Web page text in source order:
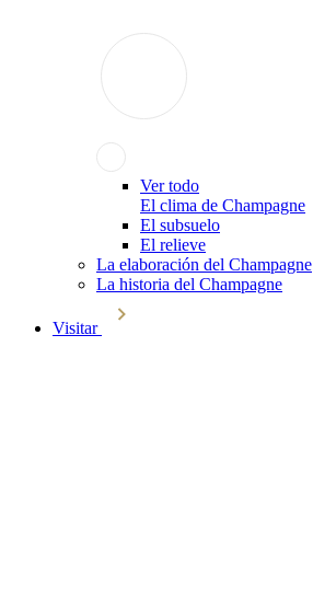
Ver todo
El clima de Champagne
El subsuelo
El relieve
La elaboración del Champagne
La historia del Champagne
Visitar